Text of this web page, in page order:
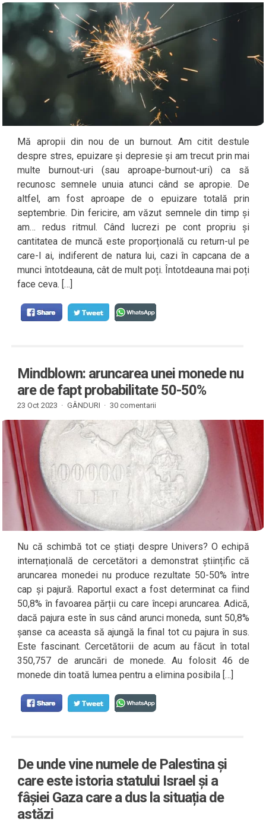
Mă apropii din nou de un burnout. Am citit destule
despre stres, epuizare și depresie și am trecut prin mai
multe burnout-uri (sau aproape-burnout-uri) ca să
recunosc semnele unuia atunci când se apropie. De
altfel, am fost aproape de o epuizare totală prin
septembrie. Din fericire, am văzut semnele din timp și
am… redus ritmul. Când lucrezi pe cont propriu și
cantitatea de muncă este proporțională cu return-ul pe
care-l ai, indiferent de natura lui, cazi în capcana de a
munci întotdeauna, cât de mult poți. Întotdeauna mai poți
face ceva. […]
Mindblown: aruncarea unei monede nu
are de fapt probabilitate 50-50%
23 Oct 2023 · GÂNDURI · 30 comentarii
Nu că schimbă tot ce știați despre Univers? O echipă
internațională de cercetători a demonstrat științific că
aruncarea monedei nu produce rezultate 50-50% între
cap și pajură. Raportul exact a fost determinat ca fiind
50,8% în favoarea părții cu care începi aruncarea. Adică,
dacă pajura este în sus când arunci moneda, sunt 50,8%
șanse ca aceasta să ajungă la final tot cu pajura în sus.
Este fascinant. Cercetătorii de acum au făcut în total
350,757 de aruncări de monede. Au folosit 46 de
monede din toată lumea pentru a elimina posibila […]
De unde vine numele de Palestina și
care este istoria statului Israel și a
fâșiei Gaza care a dus la situația de
astăzi